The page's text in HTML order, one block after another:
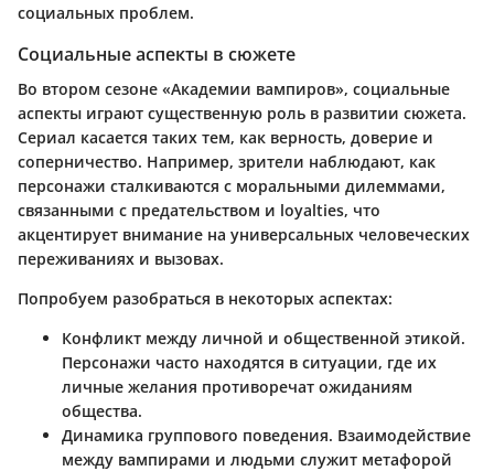
социальных проблем.
Социальные аспекты в сюжете
Во втором сезоне «Академии вампиров», социальные
аспекты играют существенную роль в развитии сюжета.
Сериал касается таких тем, как верность, доверие и
соперничество. Например, зрители наблюдают, как
персонажи сталкиваются с моральными дилеммами,
связанными с предательством и loyalties, что
акцентирует внимание на универсальных человеческих
переживаниях и вызовах.
Попробуем разобраться в некоторых аспектах:
Конфликт между личной и общественной этикой.
Персонажи часто находятся в ситуации, где их
личные желания противоречат ожиданиям
общества.
Динамика группового поведения. Взаимодействие
между вампирами и людьми служит метафорой